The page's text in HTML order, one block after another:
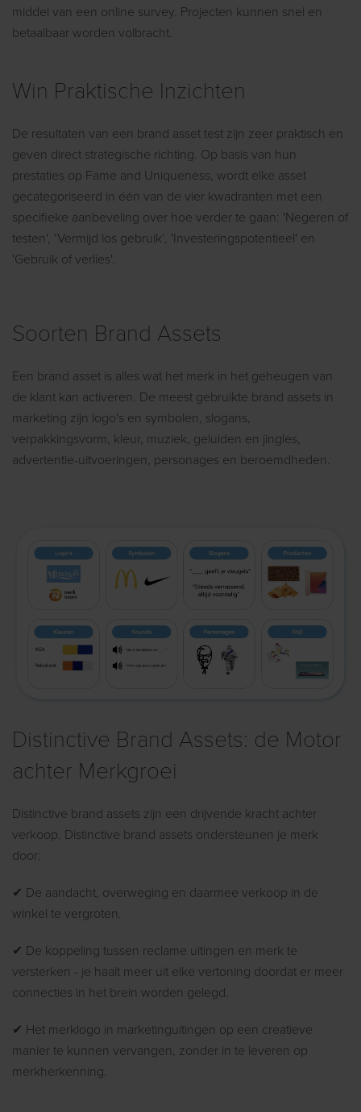
middel van een online survey. Projecten kunnen snel en
betaalbaar worden volbracht.
Win Praktische Inzichten
De resultaten van een brand asset test zijn zeer praktisch en
geven direct strategische richting. Op basis van hun
prestaties op Fame and Uniqueness, wordt elke asset
gecategoriseerd in één van de vier kwadranten met een
specifieke aanbeveling over hoe verder te gaan: 'Negeren of
testen', ‘Vermijd los gebruik’, 'Investeringspotentieel' en
'Gebruik of verlies'.
Soorten Brand Assets
Een brand asset is alles wat het merk in het geheugen van
de klant kan activeren. De meest gebruikte brand assets in
marketing zijn logo's en symbolen, slogans,
verpakkingsvorm, kleur, muziek, geluiden en jingles,
advertentie-uitvoeringen, personages en beroemdheden.
Distinctive Brand Assets: de Motor
achter Merkgroei
Distinctive brand assets zijn een drijvende kracht achter
verkoop. Distinctive brand assets ondersteunen je merk
door:
✔ De aandacht, overweging en daarmee verkoop in de
winkel te vergroten.
✔ De koppeling tussen reclame uitingen en merk te
versterken - je haalt meer uit elke vertoning doordat er meer
connecties in het brein worden gelegd.
✔ Het merklogo in marketinguitingen op een creatieve
manier te kunnen vervangen, zonder in te leveren op
merkherkenning.